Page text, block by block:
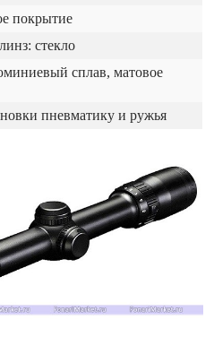
покрытие
стекло
сплав, матовое
пневматику и ружья